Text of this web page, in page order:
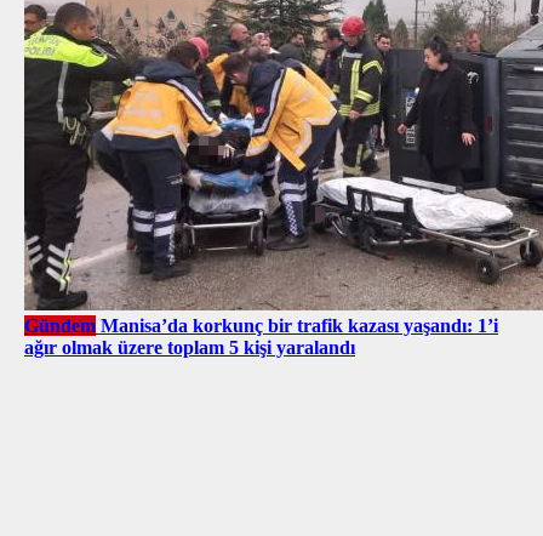
Gündem Manisa’da korkunç bir trafik kazası yaşandı: 1’i
ağır olmak üzere toplam 5 kişi yaralandı